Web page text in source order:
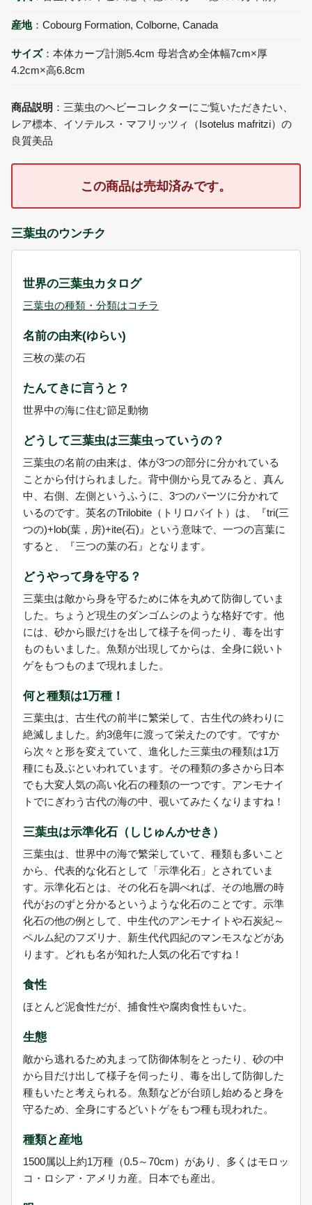
産地：Cobourg Formation, Colborne, Canada
サイズ：本体カーブ計測5.4cm 母岩含め全体幅7cm×厚
4.2cm×高6.8cm
商品説明 ：三葉虫のヘビーコレクターにご覧いただきたい、
レア標本、イソテルス・マフリッツィ（Isotelus mafritzi）の
良質美品
この商品は売却済みです。
三葉虫のウンチク
世界の三葉虫カタログ
三葉虫の種類・分類はコチラ
名前の由来(ゆらい)
三枚の葉の石
たんてきに言うと？
世界中の海に住む節足動物
どうして三葉虫は三葉虫っていうの？
三葉虫の名前の由来は、体が3つの部分に分かれている
ことから付けられました。背中側から見てみると、真ん
中、右側、左側というふうに、3つのパーツに分かれて
いるのです。英名のTrilobite（トリロバイト）は、『tri(三
つの)+lob(葉，房)+ite(石)』という意味で、一つの言葉に
すると、『三つの葉の石』となります。
どうやって身を守る？
三葉虫は敵から身を守るために体を丸めて防御していま
した。ちょうど現生のダンゴムシのような格好です。他
には、砂から眼だけを出して様子を伺ったり、毒を出す
ものもいました。魚類が出現してからは、全身に鋭いト
ゲをもつものまで現れました。
何と種類は1万種！
三葉虫は、古生代の前半に繁栄して、古生代の終わりに
絶滅しました。約3億年に渡って栄えたのです。ですか
ら次々と形を変えていて、進化した三葉虫の種類は1万
種にも及ぶといわれています。その種類の多さから日本
でも大変人気の高い化石の種類の一つです。アンモナイ
トでにぎわう古代の海の中、覗いてみたくなりますね！
三葉虫は示準化石（しじゅんかせき）
三葉虫は、世界中の海で繁栄していて、種類も多いこと
から、代表的な化石として「示準化石」とされていま
す。示準化石とは、その化石を調べれば、その地層の時
代がおのずと分かるというような化石のことです。示準
化石の他の例として、中生代のアンモナイトや石炭紀～
ペルム紀のフズリナ、新生代代四紀のマンモスなどがあ
ります。どれも名が知れた人気の化石ですね！
食性
ほとんど泥食性だが、捕食性や腐肉食性もいた。
生態
敵から逃れるため丸まって防御体制をとったり、砂の中
から目だけ出して様子を伺ったり、毒を出して防御した
種もいたと考えられる。魚類などが台頭し始めると身を
守るため、全身にするどいトゲをもつ種も現われた。
種類と産地
1500属以上約1万種（0.5～70cm）があり、多くはモロッ
コ・ロシア・アメリカ産。日本でも産出。